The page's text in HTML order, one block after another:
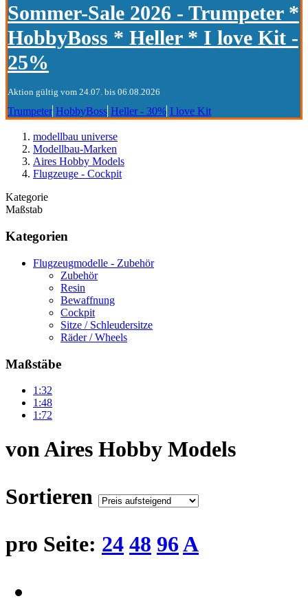
Sommer-Sale 2026 - Trumpeter *
HobbyBoss * Heller * I love Kit -
25%
Aktion gültig vom 24.07. bis 06.08.2026
Trumpeter HobbyBoss Heller - 30% I love Kit
modellbau universe
Modellbau-Marken
Aires Hobby Models
Flugzeuge - Cockpit
Kategorie
Maßstab
Kategorien
Flugzeugmodelle - Zubehör
Zubehör
Resin
Bewaffnung
Cockpit
Sitze / Schleudersitze
Räder / Wheels
Maßstäbe
1:32
1:48
1:72
von Aires Hobby Models
Sortieren
pro Seite: 24 48 96A